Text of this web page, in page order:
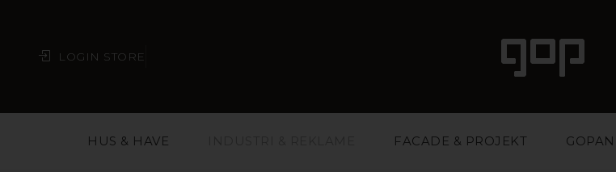
LOGIN STORE
HUS & HAVE FACADE & PROJEKT